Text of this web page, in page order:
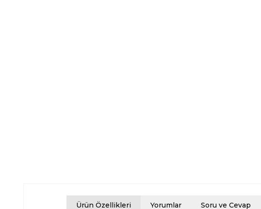
Ürün Özellikleri Yorumlar Soru ve Cevap